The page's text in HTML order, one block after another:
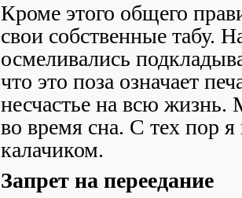
Кроме этого общего
свои собственные табу.
осмеливались
что это поза означает
несчастье на всю
во время сна. С тех пор
калачиком.
Запрет на переедание